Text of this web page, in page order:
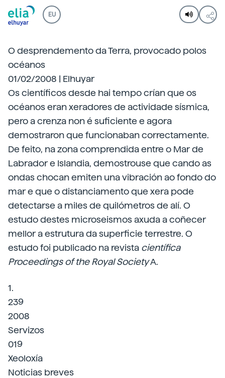
EU
O desprendemento da Terra, provocado polos
océanos
01/02/2008 | Elhuyar
Os científicos desde hai tempo crían que os
océanos eran xeradores de actividade sísmica,
pero a crenza non é suficiente e agora
demostraron que funcionaban correctamente.
De feito, na zona comprendida entre o Mar de
Labrador e Islandia, demostrouse que cando as
ondas chocan emiten una vibración ao fondo do
mar e que o distanciamento que xera pode
detectarse a miles de quilómetros de alí. O
estudo destes microseismos axuda a coñecer
mellor a estrutura da superficie terrestre. O
estudo foi publicado na revista científica
Proceedings of the Royal SocietyA.
1.
239
2008
Servizos
019
Xeoloxía
Noticias breves